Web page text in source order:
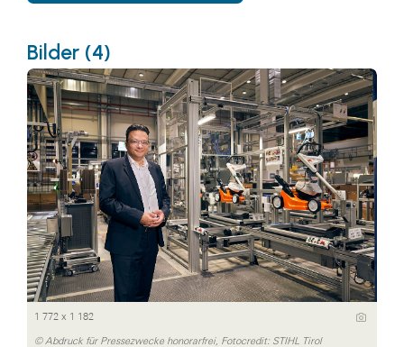
Bilder (4)
1 772 x 1 182
© Abdruck für Pressezwecke honorarfrei, Fotocredit: STIHL Tirol